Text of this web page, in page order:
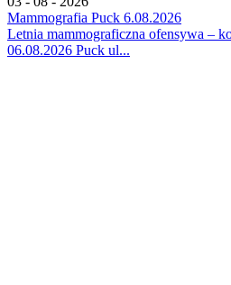
Mammografia Puck 6.08.2026
Letnia mammograficzna ofensywa –
06.08.2026 Puck ul...